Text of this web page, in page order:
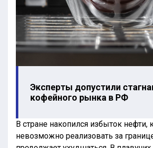
Эксперты допустили
кофейного рынка в РФ
В стране накопился избыток нефти,
невозможно реализовать за